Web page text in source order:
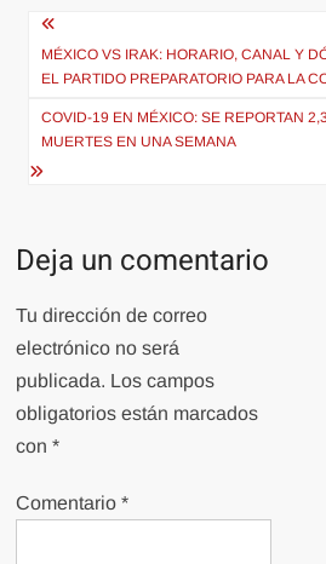
Navegación
de
entradas
MÉXICO VS IRAK: HORARIO, CANAL Y
EL PARTIDO PREPARATORIO PARA LA
COVID-19 EN MÉXICO: SE REPORTAN
MUERTES EN UNA SEMANA
Deja un comentario
Tu dirección de correo
electrónico no será
publicada. Los campos
obligatorios están marcados
con*
Comentario*